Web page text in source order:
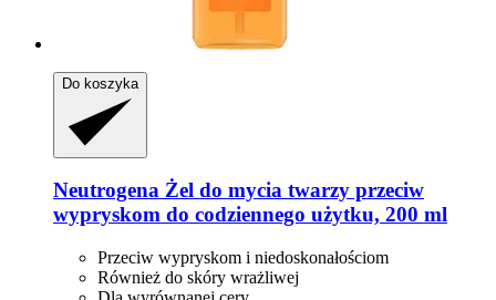
Do koszyka
Neutrogena Żel do mycia twarzy przeciw
wypryskom do codziennego użytku, 200 ml
Przeciw wypryskom i niedoskonałościom
Również do skóry wrażliwej